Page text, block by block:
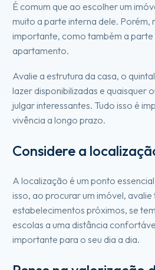
É comum que ao escolher um
muito a parte interna dele. Porém,
importante, como também a parte
apartamento.
Avalie a estrutura da casa, o
lazer disponibilizadas e quaisquer
julgar interessantes. Tudo isso é
vivência a longo prazo.
Considere a
A localização é um ponto
isso, ao procurar um imóvel, avalie
estabelecimentos próximos, se
escolas a uma distância
importante para o seu dia a dia.